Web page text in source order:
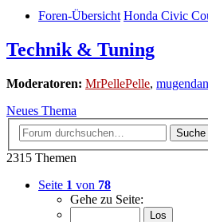
Foren-Übersicht Honda Civic
Technik & Tuning
Moderatoren: MrPellePelle, mugendan
Neues Thema
Suche
2315 Themen
Seite 1 von 78
Gehe zu Seite: